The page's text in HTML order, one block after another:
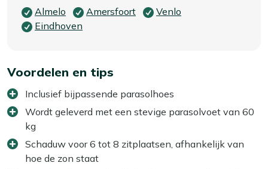
Almelo Amersfoort
Venlo
Eindhoven
Voordelen en tips
Inclusief bijpassende parasolhoes
Wordt geleverd met een stevige parasolvoet van 60
kg
Schaduw voor 6 tot 8 zitplaatsen, afhankelijk van
hoe de zon staat